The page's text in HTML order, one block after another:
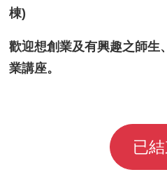
棟)
歡迎想創業及有興趣之師生
業講座。
已